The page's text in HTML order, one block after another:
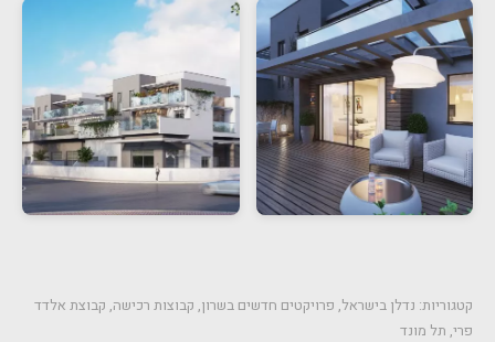
קטגוריות: נדלן בישראל, פרויקטים חדשים בשרון, קבוצות רכישה, קבוצת אלדד
פרי, תל מונד